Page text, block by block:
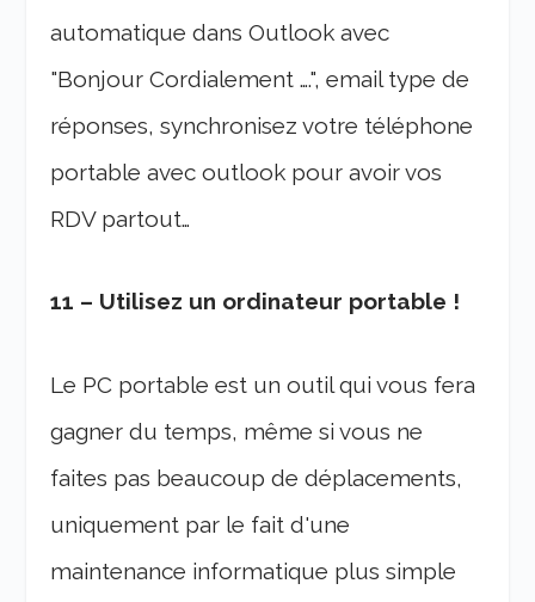
automatique dans Outlook avec
"Bonjour Cordialement ….", email type de
réponses, synchronisez votre téléphone
portable avec outlook pour avoir vos
RDV partout…
11 – Utilisez un ordinateur portable !
Le PC portable est un outil qui vous fera
gagner du temps, même si vous ne
faites pas beaucoup de déplacements,
uniquement par le fait d'une
maintenance informatique plus simple